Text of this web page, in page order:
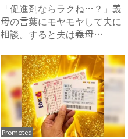
「促進剤ならラクね…？」義
母の言葉にモヤモヤして夫に
相談。すると夫は義母
Promoted